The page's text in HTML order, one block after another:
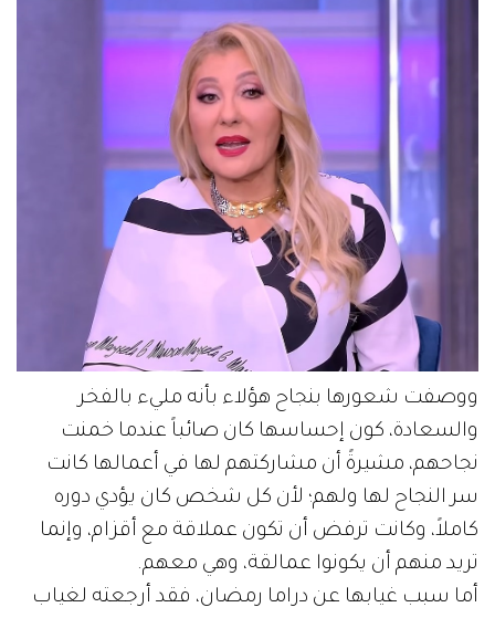
ووصفت شعورها بنجاح هؤلاء بأنه مليء بالفخر
والسعادة، كون إحساسها كان صائباً عندما خمنت
نجاحهم، مشيرةً أن مشاركتهم لها في أعمالها كانت
سر النجاح لها ولهم؛ لأن كل شخص كان يؤدي دوره
كاملاً، وكانت ترفض أن تكون عملاقة مع أقزام، وإنما
تريد منهم أن يكونوا عمالقة، وهي معهم.
أما سبب غيابها عن دراما رمضان، فقد أرجعته لغياب